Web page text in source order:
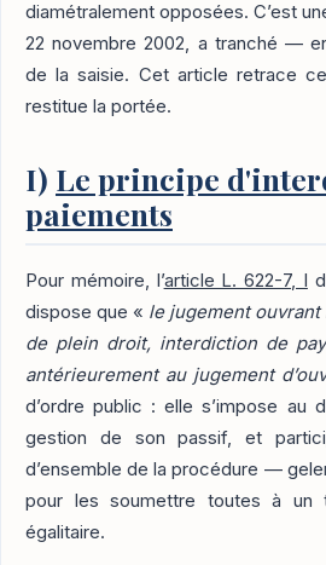
diamétralement opposées. C’est
22 novembre 2002, a tranché —
de la saisie. Cet article retrace
restitue la portée.
I) Le principe
paiements
Pour mémoire, l’article L. 622-7, I
dispose que « le jugement
de plein droit, interdiction de
antérieurement au jugement
d’ordre public : elle s’impose au
gestion de son passif, et
d’ensemble de la procédure —
pour les soumettre toutes à un
égalitaire.